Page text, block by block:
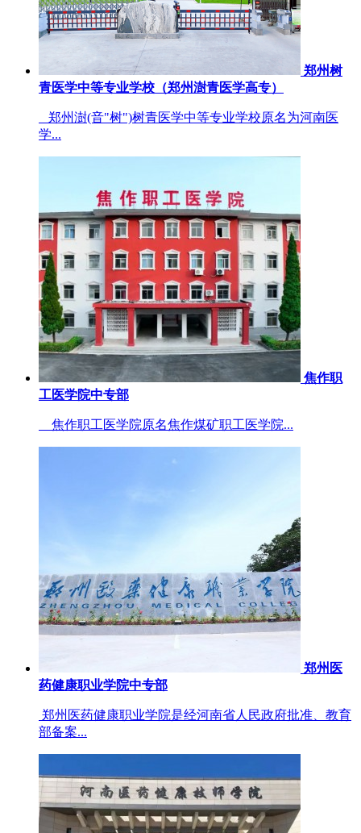
郑州树
青医学中等专业学校（郑州澍青医学高专）
郑州澍(音"树")树青医学中等专业学校原名为河南医
学...
焦作职
工医学院中专部
焦作职工医学院原名焦作煤矿职工医学院...
郑州医
药健康职业学院中专部
郑州医药健康职业学院是经河南省人民政府批准、教育
部备案...